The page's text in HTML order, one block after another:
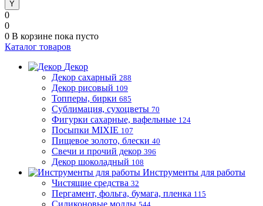
0
0
0 В корзине пока пусто
Каталог товаров
Декор
Декор сахарный 288
Декор рисовый 109
Топперы, бирки 685
Сублимация, сухоцветы 70
Фигурки сахарные, вафельные 124
Посыпки MIXIE 107
Пищевое золото, блески 40
Свечи и прочий декор 396
Декор шоколадный 108
Инструменты для работы
Чистящие средства 32
Пергамент, фольга, бумага, пленка 115
Силиконовые молды